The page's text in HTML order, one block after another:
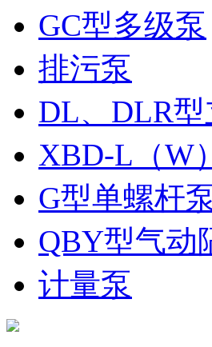
GC型多级泵
排污泵
DL、DLR
XBD-L（W
G型单螺杆
QBY型气动
计量泵